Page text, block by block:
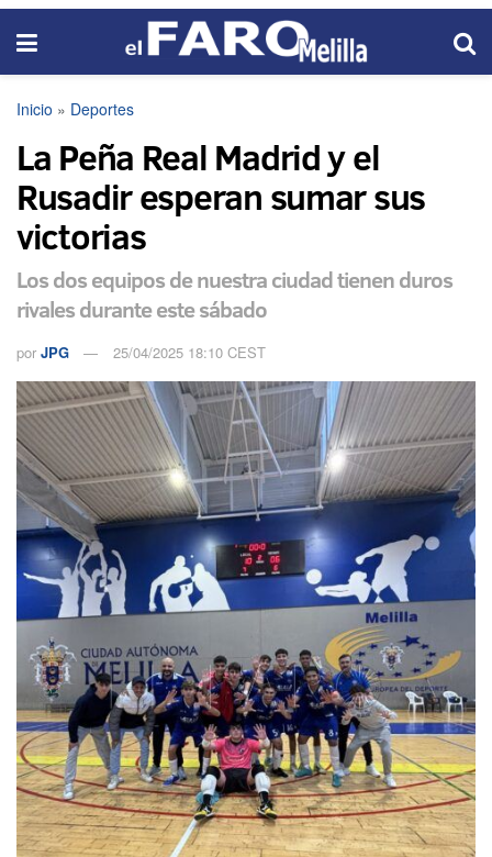
Inicio » Deportes
La Peña Real Madrid y el
Rusadir esperan sumar sus
victorias
Los dos equipos de nuestra ciudad tienen duros
rivales durante este sábado
por JPG 25/04/2025 18:10 CEST